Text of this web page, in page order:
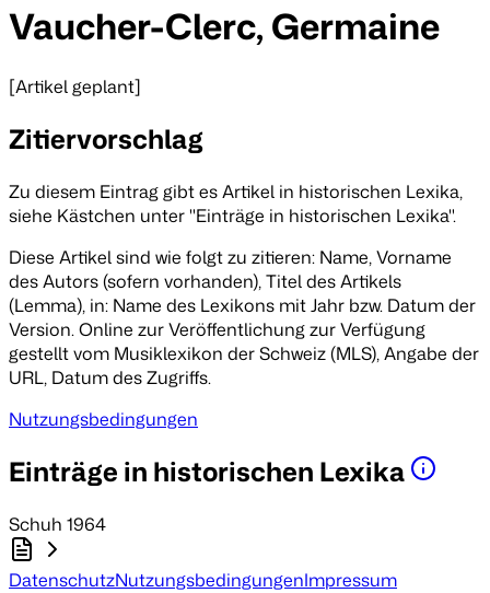
Vaucher-Clerc, Germaine
[Artikel geplant]
Zitiervorschlag
Zu diesem Eintrag gibt es Artikel in historischen Lexika,
siehe Kästchen unter "Einträge in historischen Lexika".
Diese Artikel sind wie folgt zu zitieren: Name, Vorname
des Autors(sofern vorhanden),Titel des Artikels
(Lemma), in: Name des Lexikons mit Jahr bzw. Datum der
Version.Online zur Veröffentlichung zur Verfügung
gestellt vom Musiklexikon der Schweiz (MLS), Angabe der
URL, Datumdes Zugriffs.
Nutzungsbedingungen
Einträge in historischen Lexika
Schuh 1964
DatenschutzNutzungsbedingungenImpressum